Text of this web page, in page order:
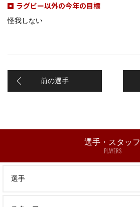
ラグビー以外の今年の目標
怪我しない
前の選手
選手・スタッフ
PLAYERS
選手